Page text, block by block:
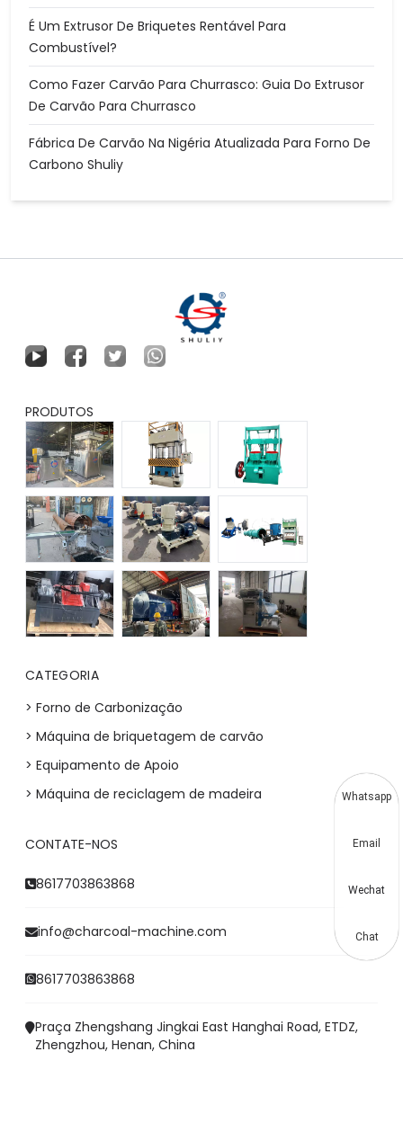
É Um Extrusor De Briquetes Rentável Para
Combustível?
Como Fazer Carvão Para Churrasco: Guia Do Extrusor
De Carvão Para Churrasco
Fábrica De Carvão Na Nigéria Atualizada Para Forno De
Carbono Shuliy
PRODUTOS
CATEGORIA
> Forno de Carbonização
> Máquina de briquetagem de carvão
> Equipamento de Apoio
> Máquina de reciclagem de madeira
CONTATE-NOS
8617703863868
info@charcoal-machine.com
8617703863868
Praça Zhengshang Jingkai East Hanghai Road, ETDZ,
Zhengzhou, Henan, China
Whatsapp
Email
Wechat
Chat